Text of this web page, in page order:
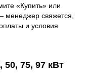
«Купить» или
менеджер свяжется,
и условия
50, 75, 97 кВт